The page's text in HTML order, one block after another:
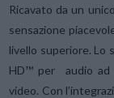
Ricavato da un
sensazione
livello superiore. Lo
HD™ per audio ad
video. Con